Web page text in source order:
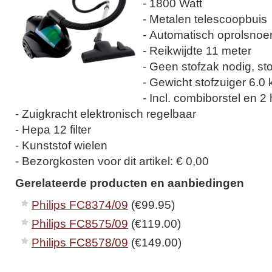
- 1800 Watt
- Metalen telescoopbuis
- Automatisch
- Reikwijdte 11 meter
- Geen stofzak nodig,
- Gewicht stofzuiger 6.0
- Incl. combiborstel en 2
- Zuigkracht elektronisch regelbaar
- Hepa 12 filter
- Kunststof wielen
- Bezorgkosten voor dit artikel: € 0,00
Gerelateerde producten en aanbiedingen
Philips FC8374/09 (€99.95)
Philips FC8575/09 (€119.00)
Philips FC8578/09 (€149.00)